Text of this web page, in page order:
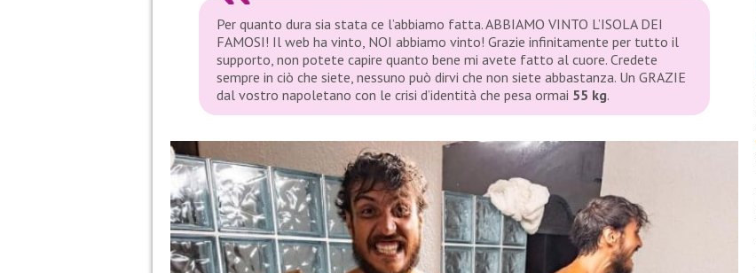
Per quanto dura sia stata ce l’abbiamo fatta. ABBIAMO VINTO L’ISOLA DEI
FAMOSI! Il web ha vinto, NOI abbiamo vinto! Grazie infinitamente per tutto il
supporto, non potete capire quanto bene mi avete fatto al cuore. Credete
sempre in ciò che siete, nessuno può dirvi che non siete abbastanza. Un GRAZIE
dal vostro napoletano con le crisi d’identità che pesa ormai 55 kg.